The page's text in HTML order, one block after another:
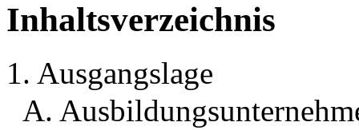
Inhaltsverzeichnis
1. Ausgangslage
A.